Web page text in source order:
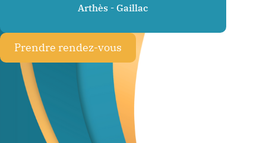
Arthès - Gaillac
Prendre rendez-vous